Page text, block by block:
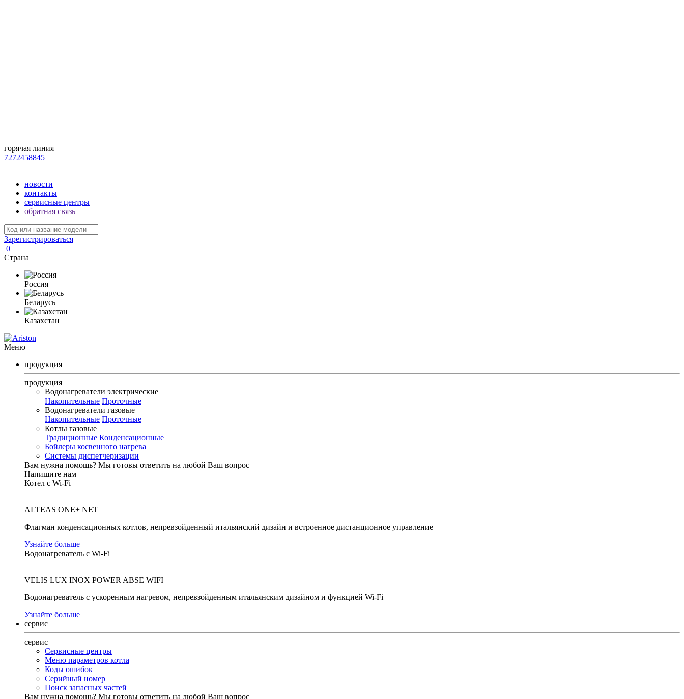
горячая линия
7272458845
новости
контакты
сервисные центры
обратная связь
Зарегистрироваться
0
Страна
Россия
Беларусь
Казахстан
Меню
продукция
продукция
Водонагреватели электрические
Накопительные Проточные
Водонагреватели газовые
Накопительные Проточные
Котлы газовые
Традиционные Конденсационные
Бойлеры косвенного нагрева
Системы диспетчеризации
Вам нужна помощь? Мы готовы ответить на любой Ваш вопрос
Напишите нам
Котел с Wi-Fi
ALTEAS ONE+ NET
Флагман конденсационных котлов, непревзойденный итальянский дизайн и встроенное дистанционное управление
Узнайте больше
Водонагреватель с Wi-Fi
VELIS LUX INOX POWER ABSE WIFI
Водонагреватель с ускоренным нагревом, непревзойденным итальянским дизайном и функцией Wi-Fi
Узнайте больше
сервис
сервис
Сервисные центры
Меню параметров котла
Коды ошибок
Серийный номер
Поиск запасных частей
Вам нужна помощь? Мы готовы ответить на любой Ваш вопрос